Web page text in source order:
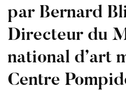
par Bernard
Directeur du
national d’art
Centre